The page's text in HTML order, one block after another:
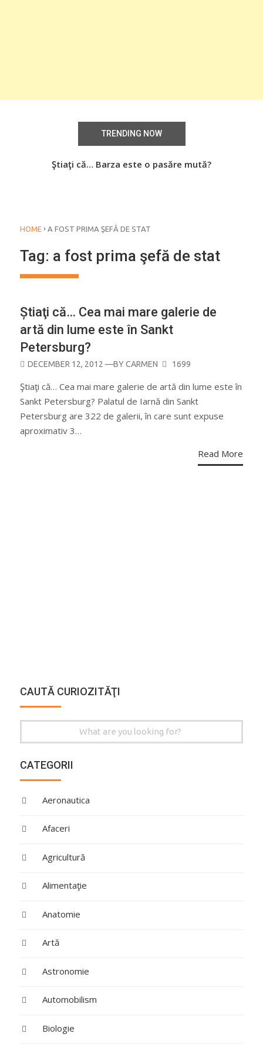
TRENDING NOW
Ştiaţi că… Barza este o pasăre mută?
HOME › A FOST PRIMA ŞEFĂ DE STAT
Tag: a fost prima şefă de stat
Știaţi că… Cea mai mare galerie de
artă din lume este în Sankt
Petersburg?
POSTED
DECEMBER 12, 2012 —BYCARMEN 1699
Ştiaţi că… Cea mai mare galerie de artă din lume este în
Sankt Petersburg? Palatul de Iarnă din Sankt
Petersburg are 322 de galerii, în care sunt expuse
aproximativ 3…
Read More
CAUTĂ CURIOZITĂŢI
for:
CATEGORII
Aeronautica
Afaceri
Agricultură
Alimentaţie
Anatomie
Artă
Astronomie
Automobilism
Biologie